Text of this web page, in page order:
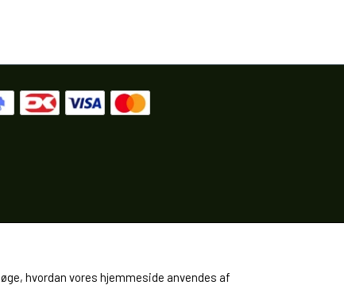
hvordan vores hjemmeside anvendes af